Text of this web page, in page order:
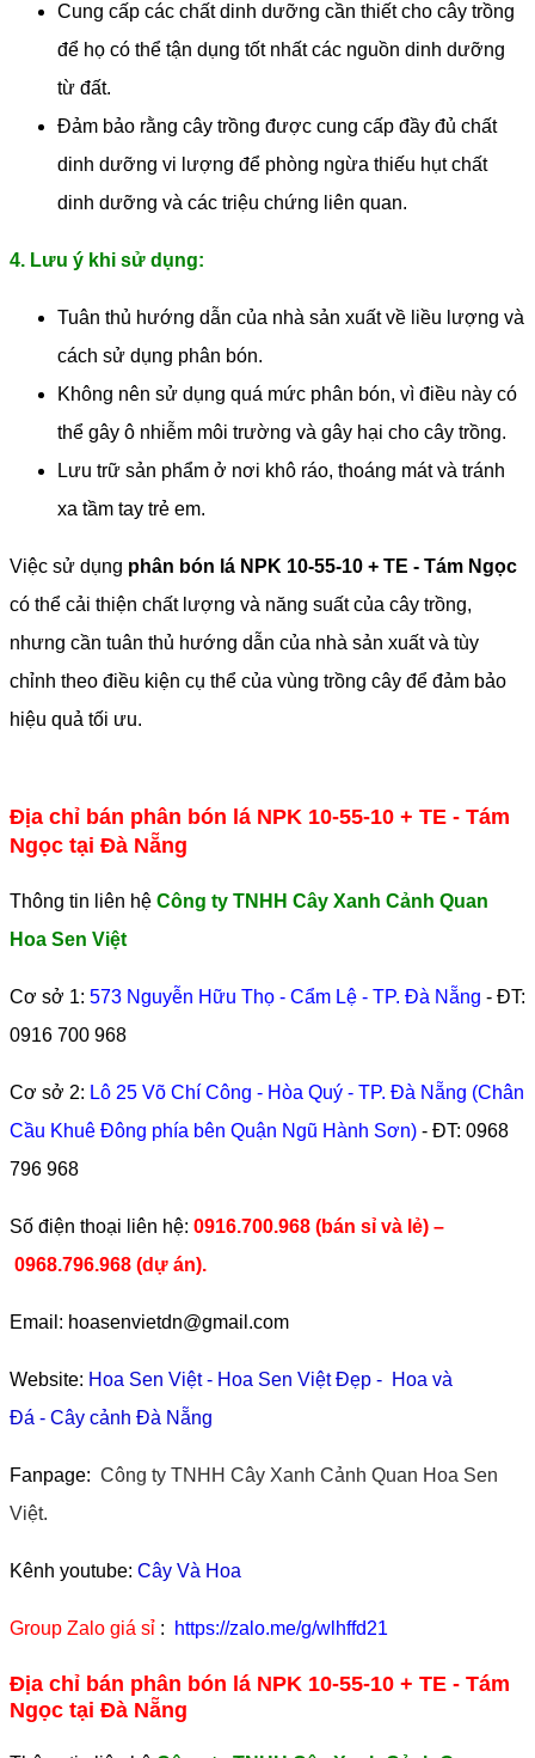
Cung cấp các chất dinh dưỡng cần thiết cho cây trồng
để họ có thể tận dụng tốt nhất các nguồn dinh dưỡng
từ đất.
Đảm bảo rằng cây trồng được cung cấp đầy đủ chất
dinh dưỡng vi lượng để phòng ngừa thiếu hụt chất
dinh dưỡng và các triệu chứng liên quan.
4. Lưu ý khi sử dụng:
Tuân thủ hướng dẫn của nhà sản xuất về liều lượng và
cách sử dụng phân bón.
Không nên sử dụng quá mức phân bón, vì điều này có
thể gây ô nhiễm môi trường và gây hại cho cây trồng.
Lưu trữ sản phẩm ở nơi khô ráo, thoáng mát và tránh
xa tầm tay trẻ em.
Việc sử dụng phân bón lá NPK 10-55-10 + TE - Tám Ngọc
có thể cải thiện chất lượng và năng suất của cây trồng,
nhưng cần tuân thủ hướng dẫn của nhà sản xuất và tùy
chỉnh theo điều kiện cụ thể của vùng trồng cây để đảm bảo
hiệu quả tối ưu.
Địa chỉ bán phân bón lá NPK 10-55-10 + TE - Tám
Ngọc tại Đà Nẵng
Thông tin liên hệ Công ty TNHH Cây Xanh Cảnh Quan
Hoa Sen Việt
Cơ sở 1: 573 Nguyễn Hữu Thọ - Cẩm Lệ - TP. Đà Nẵng - ĐT:
0916 700 968
Cơ sở 2: Lô 25 Võ Chí Công - Hòa Quý - TP. Đà Nẵng (Chân
Cầu Khuê Đông phía bên Quận Ngũ Hành Sơn) - ĐT: 0968
796 968
​Số điện thoại liên hệ: 0916.700.968 (bán sỉ và lẻ) –
0968.796.968 (dự án).
Email: hoasenvietdn@gmail.com
Website: Hoa Sen Việt- Hoa Sen Việt Đẹp - Hoa và
Đá - Cây cảnh Đà Nẵng
Fanpage: Công ty TNHH Cây Xanh Cảnh Quan Hoa Sen
Việt.
Kênh youtube: Cây Và Hoa
Group Zalo giá sỉ : https://zalo.me/g/wlhffd21
Địa chỉ bán phân bón lá NPK 10-55-10 + TE - Tám
Ngọc tại Đà Nẵng